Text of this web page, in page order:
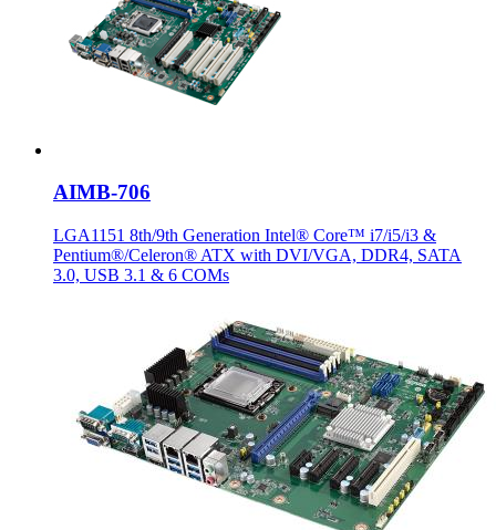
AIMB-706
LGA1151 8th/9th Generation Intel® Core™ i7/i5/i3 &
Pentium®/Celeron® ATX with DVI/VGA, DDR4, SATA
3.0, USB 3.1 & 6 COMs